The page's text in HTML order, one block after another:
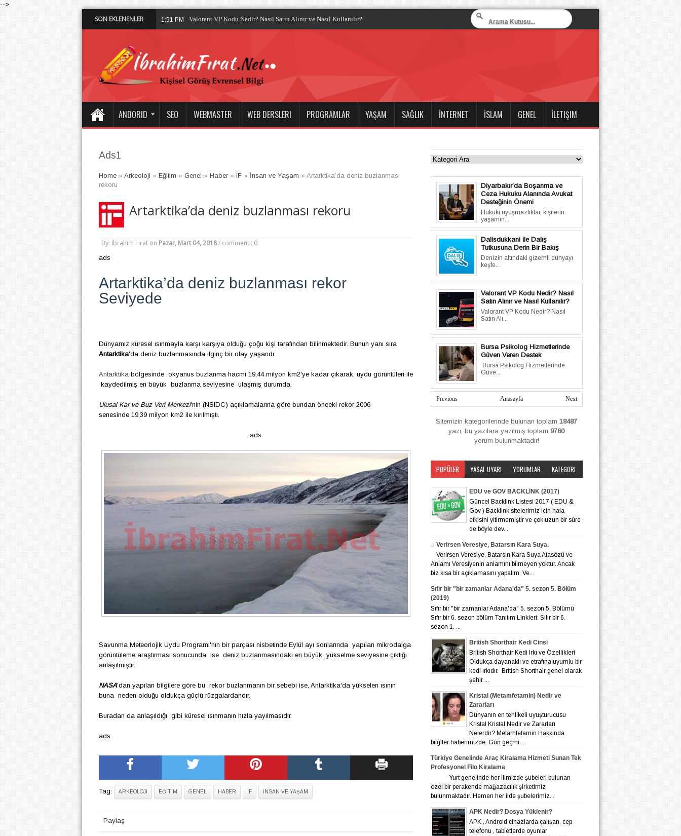
-->
SON EKLENENLER 11:08 PM Bursa Psikolog
ANDORID SEO WEBMASTER WEB DERSLERI PROGRAMLAR YAŞAM SAĞLIK İNTERNET İSLAM GENEL İLETIŞIM
Ads1
Home» Arkeoloji » Eğitim » Genel » Haber» iF» İnsan ve Yaşam » Artarktika’da deniz buzlanması
rekoru
Artarktika’da deniz buzlanması rekoru
By: İbrahim Fırat on Pazar, Mart 04, 2018 / comment : 0
ads
Artarktika’da deniz buzlanması rekor
Seviyede
Dünyamız küresel ısınmayla karşı karşıya olduğu çoğu kişi tarafından bilinmektedir. Bunun yanı sıra
Antarktika'da deniz buzlanmasında ilginç bir olay yaşandı.
Antarktika bölgesinde okyanus buzlanma hacmi 19,44 milyon km2'ye kadar çıkarak, uydu görüntüleri ile
kaydedilmiş en büyük buzlanma seviyesine ulaşmış durumda.
Ulusal Kar ve Buz Veri Merkezi'nin (NSIDC) açıklamalarına göre bundan önceki rekor 2006
senesinde 19,39 milyon km2 ile kırılmıştı.
ads
Savunma Meteorlojik Uydu Programı'nın bir parçası nisbetinde Eylül ayı sonlarında yapılan mikrodalga
görüntüleme araştırması sonucunda ise deniz buzlanmasındaki en büyük yükselme seviyesine çıktığı
anlaşılmıştır.
NASA'dan yapılan bilgilere göre bu rekor buzlanmanın bir sebebi ise, Antarktika'da yükselen ısının
buna neden olduğu oldukça güçlü rüzgalardandır.
Buradan da anlaşıldığı gibi küresel ısınmanın hızla yayılmasıdır.
ads
Tag: ARKEOLOJI EĞITIM GENEL HABER IF İNSAN VE YAŞAM
Paylaş
Diyarbakır’da Boşanma ve
Ceza Hukuku Alanında Avukat
Desteğinin Önemi
Hukuki uyuşmazlıklar, kişilerin
yaşamın...
Dalisdukkani ile Dalış
Tutkusuna Derin Bir Bakış
Denizin altındaki gizemli dünyayı
keşfe...
Valorant VP Kodu Nedir? Nasıl
Satın Alınır ve Nasıl Kullanılır?
Valorant VP Kodu Nedir? Nasıl
Satın Alı...
Bursa Psikolog Hizmetlerinde
Güven Veren Destek
Bursa Psikolog Hizmetlerinde
Güve...
Previous Next
Anasayfa
Sitemizin kategorilerinde bulunan toplam 18487
yazı, bu yazılara yazılmış toplam 9760
yorum bulunmaktadır!
POPÜLER YASAL UYARI YORUMLAR KATEGORI
EDU ve GOV BACKLİNK (2017)
Güncel Backlink Listesi 2017 ( EDU &
Gov ) Backlink sitelerimiz için hala
etkisini yitirmemiştir ve çok uzun bir süre
de böyle dev...
Verirsen Veresiye, Batarsın Kara Suya.
Verirsen Veresiye, Batarsın Kara Suya Atasözü ve
Anlamı Veresiyenin anlamını bilmeyen yoktur. Ancak
biz kısa bir açıklamasını yapalım: Ve...
Sıfır bir "bir zamanlar Adana'da" 5. sezon 5. Bölüm
(2019)
Sıfır bir "bir zamanlar Adana'da" 5. sezon 5. Bölümü
Sıfır bir 6. sezon bölüm Tanıtım Linkleri: Sıfır bir 6.
sezon 1. ...
British Shorthair Kedi Cinsi
British Shorthair Kedi Irkı ve Özellikleri
Oldukça dayanaklı ve etrafına uyumlu bir
kedi ırkıdır. British Shorthair genel olarak
şehir ...
Kristal (Metamfetamin) Nedir ve
Zararları
Dünyanın en tehlikeli uyuşturucusu
Kristal Kristal Nedir ve Zararları
Nelerdir? Metamfetamin Hakkında
bilgiler haberimizde. Gün geçmi...
Türkiye Genelinde Araç Kiralama Hizmeti Sunan Tek
Profesyonel Filo Kiralama
Yurt genelinde her ilimizde şubeleri bulunan
özel bir perakende mağazacılık şirketimiz
bulunmaktadır. Hemen her ilde şubelerimiz...
APK Nedir? Dosya Yüklenir?
APK , Android cihazlarda çalışan, cep
telefonu , tabletlerde oyunlar